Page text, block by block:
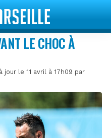
LE CHOC À
jour le 11 avril à 17h09 par